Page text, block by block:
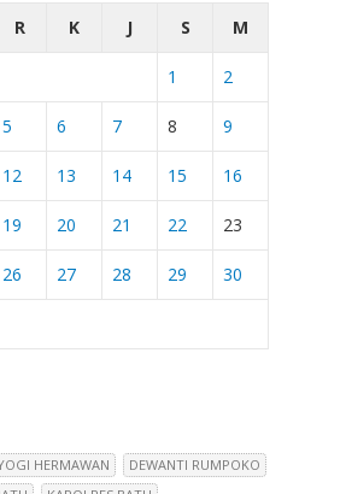
R K J S M
1 2
5 6 7 8 9
12 13 14 15 16
19 20 21 22 23
26 27 28 29 30
HERMAWAN
DEWANTI RUMPOKO